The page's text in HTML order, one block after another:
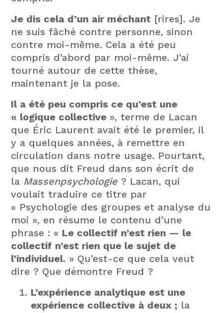
Je dis cela d’un air méchant [rires]. Je
ne suis fâché contre personne, sinon
contre moi-même. Cela a été peu
compris d’abord par moi-même. J’ai
tourné autour de cette thèse,
maintenant je la pose.
Il a été peu compris ce qu’est une
« logique collective », terme de Lacan
que Éric Laurent avait été le premier, il
y a quelques années, à remettre en
circulation dans notre usage. Pourtant,
que nous dit Freud dans son écrit de
la Massenpsychologie ? Lacan, qui
voulait traduire ce titre par
« Psychologie des groupes et analyse du
moi », en résume le contenu d’une
phrase : « Le collectif n’est rien — le
collectif n’est rien que le sujet de
l’individuel. » Qu’est-ce que cela veut
dire ? Que démontre Freud ?
L’expérience analytique est une
expérience collective à deux ; la